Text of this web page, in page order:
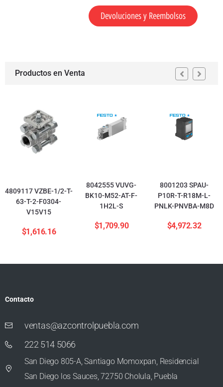
Devoluciones y Reembolsos
Productos en Venta
4809117 VZBE-1/2-T-
63-T-2-F0304-
V15V15
$1,616.16
8042555 VUVG-
BK10-M52-AT-F-
1H2L-S
$1,709.90
8001203 SPAU-
P10R-T-R18M-L-
PNLK-PNVBA-M8D
$4,972.32
Contacto
ventas@azcontrolpuebla.com
222 514 5066
San Diego 805-A, Santiago Momoxpan, Residencial
San Diego los Sauces, 72750 Cholula, Puebla